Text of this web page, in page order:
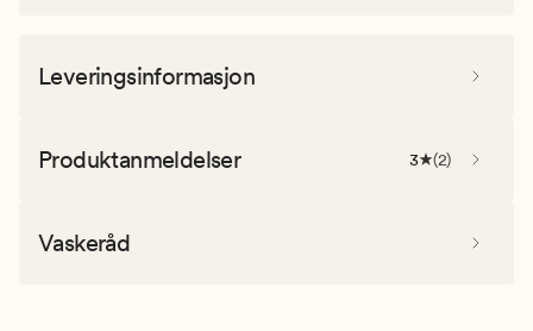
Leveringsinformasjon
Produktanmeldelser 3 (2)
Vaskeråd